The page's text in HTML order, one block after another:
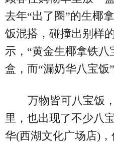
去年“出了圈”的生椰
饭混搭，碰撞出别样
示，“黄金生椰拿铁八
盒，而“漏奶华八宝饭
万物皆可八宝饭
里，也出现了不少八
华(西湖文化广场店)